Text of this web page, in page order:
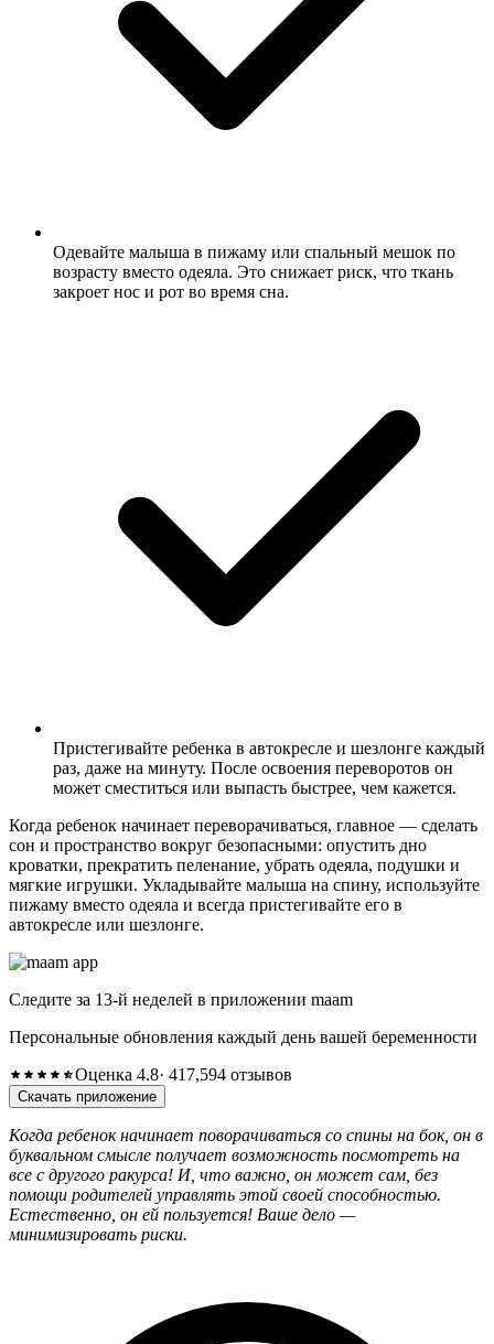
Одевайте малыша в пижаму или спальный мешок по
возрасту вместо одеяла. Это снижает риск, что ткань
закроет нос и рот во время сна.
Пристегивайте ребенка в автокресле и шезлонге каждый
раз, даже на минуту. После освоения переворотов он
может сместиться или выпасть быстрее, чем кажется.
Когда ребенок начинает переворачиваться, главное — сделать
сон и пространство вокруг безопасными: опустить дно
кроватки, прекратить пеленание, убрать одеяла, подушки и
мягкие игрушки. Укладывайте малыша на спину, используйте
пижаму вместо одеяла и всегда пристегивайте его в
автокресле или шезлонге.
Следите за 13-й неделей в приложении maam
Персональные обновления каждый день вашей беременности
Оценка 4.8· 417,594 отзывов
Скачать приложение
Когда ребенок начинает поворачиваться со спины на бок, он в
буквальном смысле получает возможность посмотреть на
все с другого ракурса! И, что важно, он может сам, без
помощи родителей управлять этой своей способностью.
Естественно, он ей пользуется! Ваше дело —
минимизировать риски.